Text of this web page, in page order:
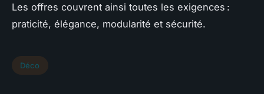
Les offres couvrent ainsi toutes les exigences :
praticité, élégance, modularité et sécurité.
Déco